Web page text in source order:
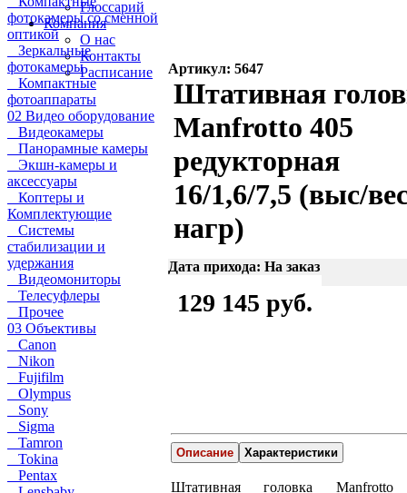
Глоссарий
Компания
О нас
Контакты
Расписание
фотокамеры со сменной
оптикой
Зеркальные
фотокамеры
Компактные
фотоаппараты
02 Видео оборудование
Видеокамеры
Панорамные камеры
Экшн-камеры и
аксессуары
Коптеры и
Комплектующие
Системы
стабилизации и
удержания
Видеомониторы
Телесуфлеры
Прочее
03 Объективы
Canon
Nikon
Fujifilm
Olympus
Sony
Sigma
Tamron
Tokina
Pentax
Артикул: 5647
Штативная
Manfrotto 405
редукторная
16/1,6/7,5 (выс/
нагр)
Дата прихода: На заказ
129 145 руб.
Описание Характеристики
Штативная головка